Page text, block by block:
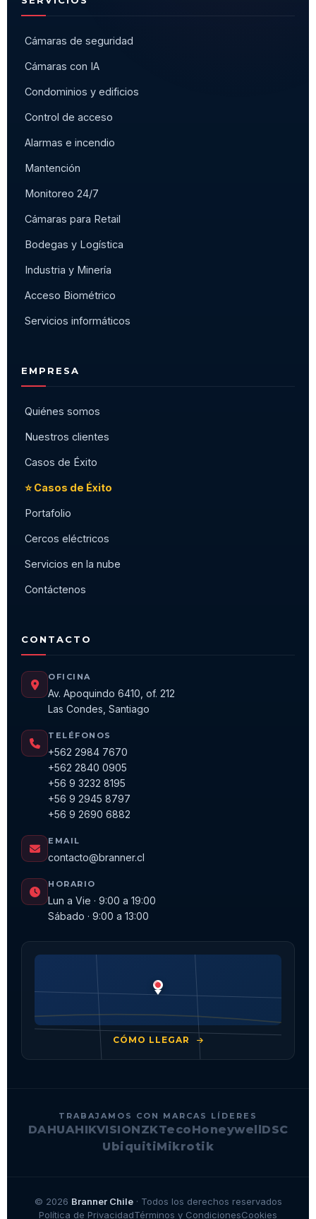
Cámaras de seguridad
Cámaras con IA
Condominios y edificios
Control de acceso
Alarmas e incendio
Mantención
Monitoreo 24/7
Cámaras para Retail
Bodegas y Logística
Industria y Minería
Acceso Biométrico
Servicios informáticos
EMPRESA
Quiénes somos
Nuestros clientes
Casos de Éxito
⭐ Casos de Éxito
Portafolio
Cercos eléctricos
Servicios en la nube
Contáctenos
CONTACTO
OFICINA
Av. Apoquindo 6410, of. 212
Las Condes, Santiago
TELÉFONOS
+562 2984 7670
+562 2840 0905
+56 9 3232 8195
+56 9 2945 8797
+56 9 2690 6882
EMAIL
contacto@branner.cl
HORARIO
Lun a Vie · 9:00 a 19:00
Sábado · 9:00 a 13:00
CÓMO LLEGAR
TRABAJAMOS CON MARCAS LÍDERES
DAHUAHIKVISIONZKTecoHoneywell DSC
UbiquitiMikrotik
© 2026 Branner Chile· Todos los derechos reservados
Política de PrivacidadTérminos y CondicionesCookies